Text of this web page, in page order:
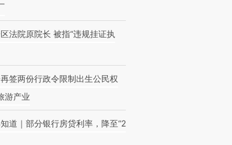
法院原院长 被指“违规挂证执
签两份行政令限制出生公民权
游产业
道｜部分银行房贷利率，降至“2